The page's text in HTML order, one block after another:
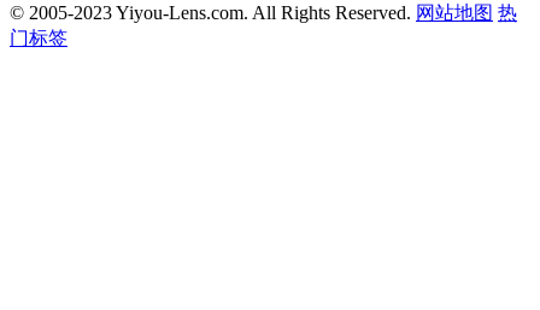
© 2005-2023 Yiyou-Lens.com. All Rights Reserved. 网站地图 热
门标签